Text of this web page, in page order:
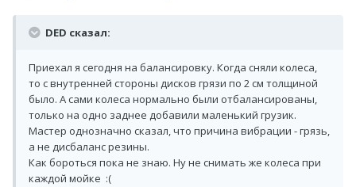
DED сказал:
Приехал я сегодня на балансировку. Когда сняли колеса,
то с внутренней стороны дисков грязи по 2 см толщиной
было. А сами колеса нормально были отбалансированы,
только на одно заднее добавили маленький грузик.
Мастер однозначно сказал, что причина вибрации - грязь,
а не дисбаланс резины.
Как бороться пока не знаю. Ну не снимать же колеса при
каждой мойке :(